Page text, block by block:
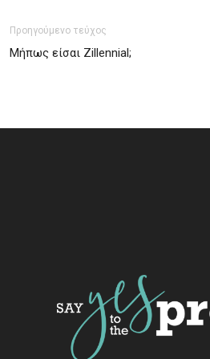
Προηγούμενο τεύχος
Mήπως είσαι Zillennial;